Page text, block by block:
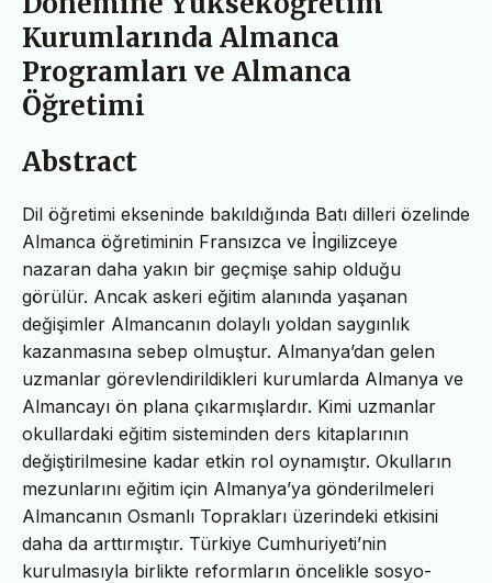
Kurumlarında Almanca
Programları ve Almanca
Öğretimi
Abstract
Dil öğretimi ekseninde bakıldığında Batı dilleri özelinde
Almanca öğretiminin Fransızca ve İngilizceye
nazaran daha yakın bir geçmişe sahip olduğu
görülür. Ancak askeri eğitim alanında yaşanan
değişimler Almancanın dolaylı yoldan saygınlık
kazanmasına sebep olmuştur. Almanya’dan gelen
uzmanlar görevlendirildikleri kurumlarda Almanya ve
Almancayı ön plana çıkarmışlardır. Kimi uzmanlar
okullardaki eğitim sisteminden ders kitaplarının
değiştirilmesine kadar etkin rol oynamıştır. Okulların
mezunlarını eğitim için Almanya’ya gönderilmeleri
Almancanın Osmanlı Toprakları üzerindeki etkisini
daha da arttırmıştır. Türkiye Cumhuriyeti’nin
kurulmasıyla birlikte reformların öncelikle sosyo-